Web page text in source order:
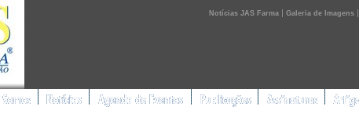
Notícias JAS Farma | Galeria de Imagens |